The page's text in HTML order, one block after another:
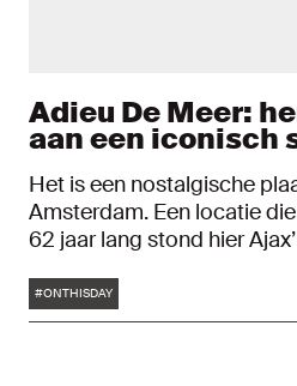
Adieu De Meer:
aan een iconisch
Het is een nostalgische
Amsterdam. Een locatie
62 jaar lang stond hier
gespeeld op 28 april 1996
op 5 en 6 augustus van dat
Tags
#ONTHISDAY